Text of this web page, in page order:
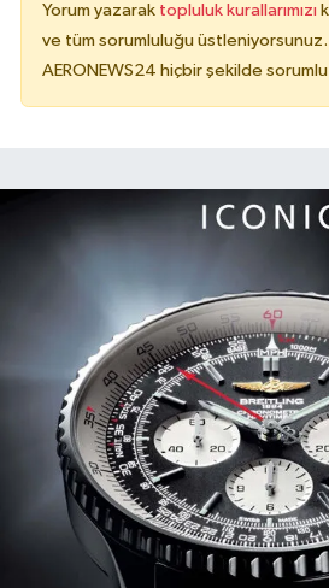
Yorum yazarak topluluk kurallarımızı
ve tüm sorumluluğu üstleniyorsunuz.
AERONEWS24 hiçbir şekilde